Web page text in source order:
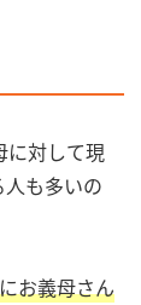
に対して現
も多いの
お義母さん